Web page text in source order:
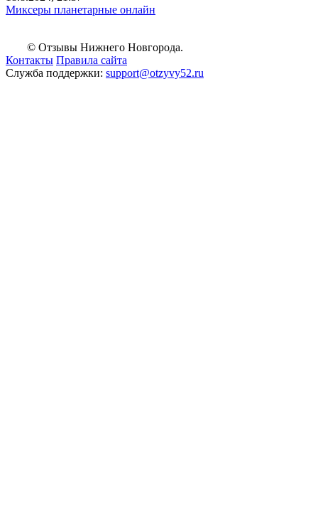
Миксеры планетарные онлайн
© Отзывы Нижнего Новгорода.
Контакты Правила сайта
Служба поддержки: support@otzyvy52.ru